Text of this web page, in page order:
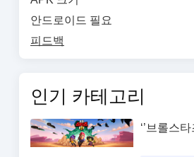
안드로이드 필요
피드백
인기 카테고리
‘’브롤스